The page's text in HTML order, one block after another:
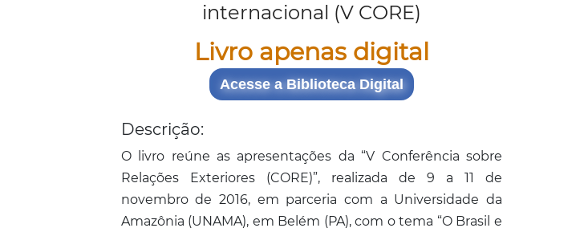
internacional (V CORE)
Livro apenas digital
Acesse a Biblioteca Digital
Descrição:
O livro reúne as apresentações da “V Conferência sobre
Relações Exteriores (CORE)”, realizada de 9 a 11 de
novembro de 2016, em parceria com a Universidade da
Amazônia (UNAMA), em Belém (PA), com o tema “O Brasil e